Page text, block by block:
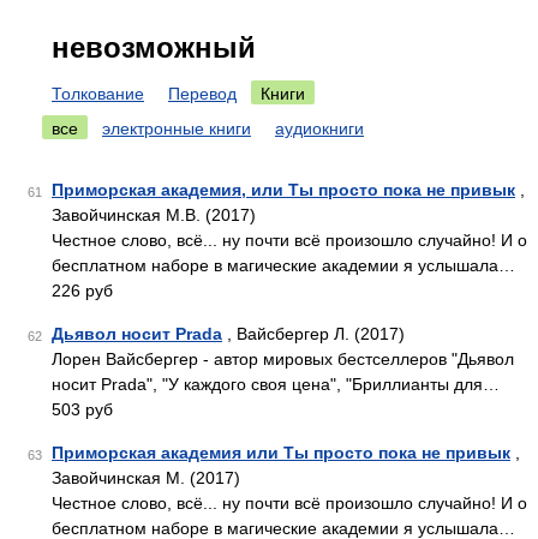
невозможный
Толкование Перевод
Книги
все
электронные книги аудиокниги
61 Приморская академия, или Ты просто пока не привык
Завойчинская М.В. (2017)
Честное слово, всё... ну почти всё произошло случайно! И о
бесплатном наборе в магические академии я услышала…
226 руб
62 Дьявол носит Prada , Вайсбергер Л. (2017)
Лорен Вайсбергер - автор мировых бестселлеров "Дьявол
носит Prada", "У каждого своя цена", "Бриллианты для…
503 руб
63 Приморская академия или Ты просто пока не привык
Завойчинская М. (2017)
Честное слово, всё... ну почти всё произошло случайно! И о
бесплатном наборе в магические академии я услышала…